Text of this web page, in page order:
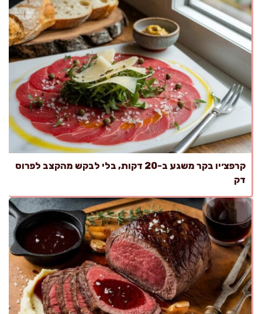
קרפצ׳יו בקר משגע ב-20 דקות, בלי לבקש מהקצב לפרוס
דק